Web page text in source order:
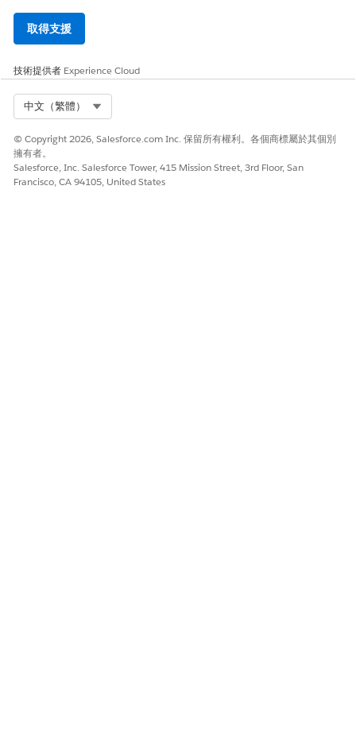
取得支援
技術提供者 Experience Cloud
中文（繁體）
© Copyright 2026, Salesforce.com Inc. 保留所有權利。各個商標屬於其個別
擁有者。
Salesforce, Inc. Salesforce Tower, 415 Mission Street, 3rd Floor, San
Francisco, CA 94105, United States